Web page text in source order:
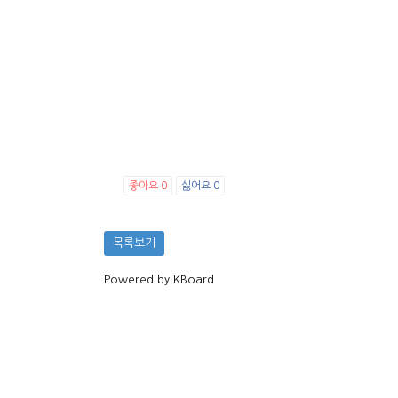
좋아요 0 싫어요 0
목록보기
Powered by KBoard